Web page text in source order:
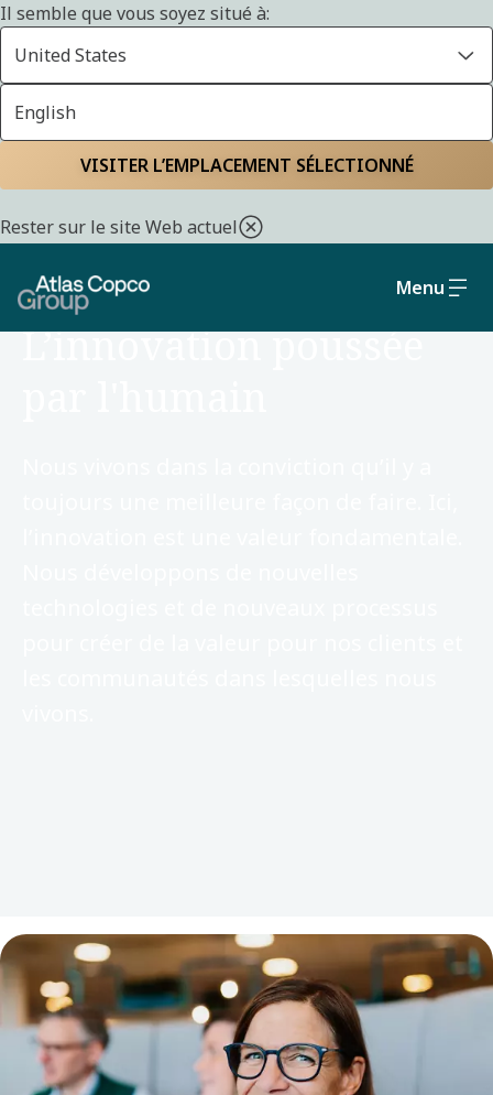
Il semble que vous soyez situé à:
United States
English
VISITER L’EMPLACEMENT SÉLECTIONNÉ
Rester sur le site Web actuel
Menu
TRAVAILLE AVEC NOUS
L’innovation poussée